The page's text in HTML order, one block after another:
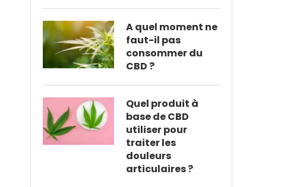
A quel moment ne
faut-il pas
consommer du
CBD ?
Quel produit à
base de CBD
utiliser pour
traiter les
douleurs
articulaires ?